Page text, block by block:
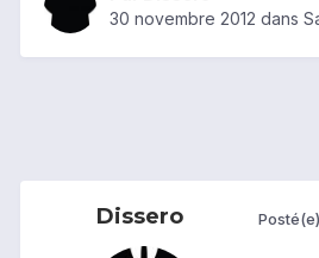
30 novembre 2012 dans
Dissero Posté(e)